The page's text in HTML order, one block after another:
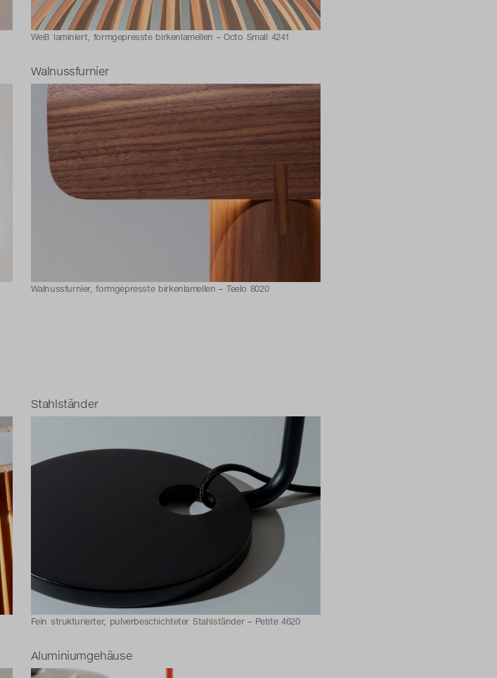
Weiß laminiert, formgepresste birkenlamellen – Octo Small 4241
Walnussfurnier
Walnussfurnier, formgepresste birkenlamellen – Teelo 8020
Stahlständer
Fein strukturierter, pulverbeschichteter Stahlständer – Petite 4620
Aluminiumgehäuse